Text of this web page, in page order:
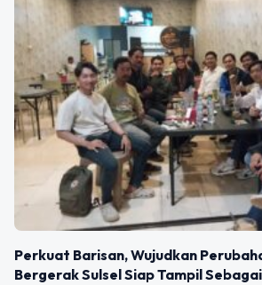
Perkuat Barisan, Wujudkan
Bergerak Sulsel Siap Tampil